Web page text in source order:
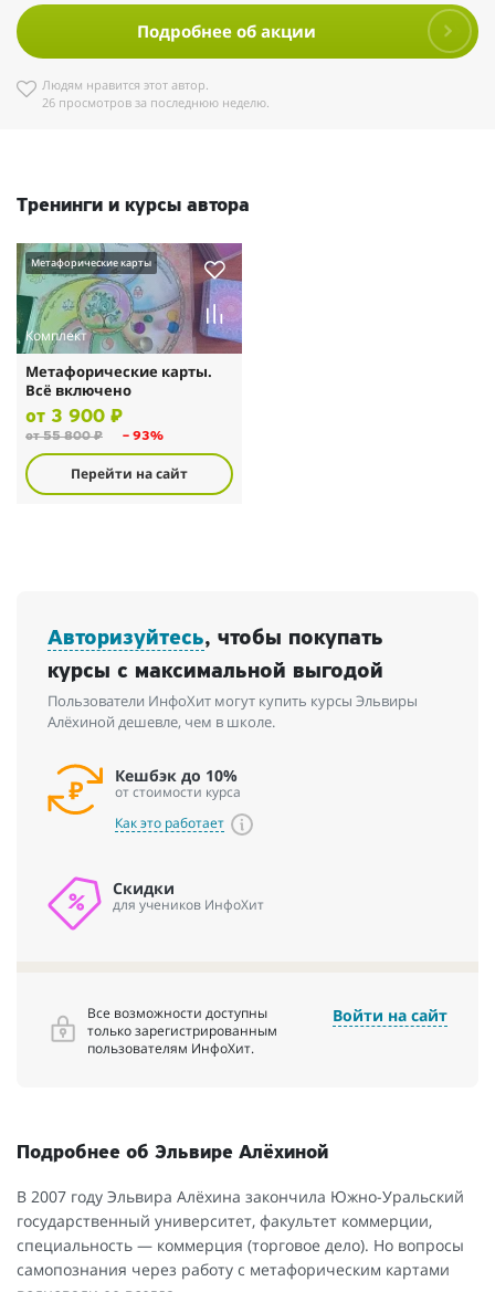
Подробнее об акции
Людям нравится этот автор.
26 просмотров за последнюю неделю.
Тренинги и курсы автора
Метафорические карты
Комплект
Метафорические карты.
Всё включено
от 3 900 ₽
от 55 800 ₽ – 93%
Перейти на сайт
Авторизуйтесь, чтобы покупать
курсы с максимальной выгодой
Пользователи ИнфоХит могут купить курсы Эльвиры
Алёхиной дешевле, чем в школе.
Кешбэк до 10%
от стоимости курса
Как это работает
Скидки
для учеников ИнфоХит
Все возможности доступны
только зарегистрированным
пользователям ИнфоХит.
Войти на сайт
Подробнее об Эльвире Алёхиной
В 2007 году Эльвира Алёхина закончила Южно-Уральский
государственный университет, факультет коммерции,
специальность — коммерция (торговое дело). Но вопросы
самопознания через работу с метафорическим картами